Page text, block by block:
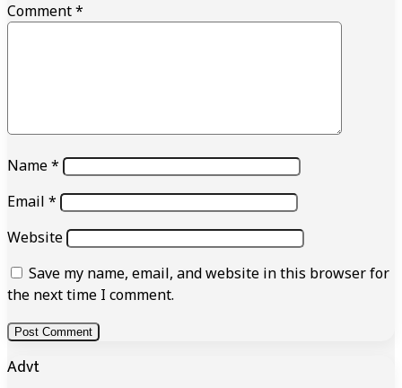
Comment*
Name*
Email *
Website
Save my name, email, and website in this browser for
the next time I comment.
Advt